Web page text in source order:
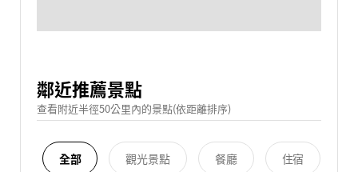
鄰近推薦景點
查看附近半徑50公里內的景點(依距離排序)
全部 觀光景點 餐廳 住宿